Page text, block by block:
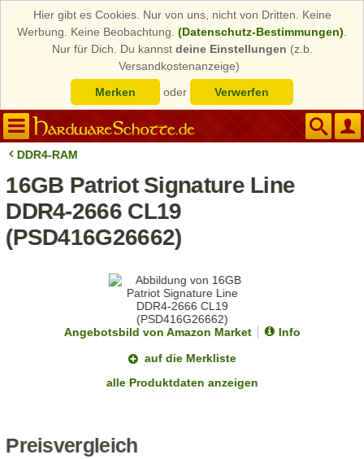
Hier gibt es Cookies. Nur von uns, nicht von Dritten. Keine
Werbung. Keine Beobachtung. (Datenschutz-Bestimmungen)
Nur für Dich. Du kannst deine Einstellungen (z.b.
Versandkostenanzeige)
Merken
oder Verwerfen
DDR4-RAM
16GB Patriot Signature Line
DDR4-2666 CL19
(PSD416G26662)
Angebotsbild von Amazon Market
Info
auf die Merkliste
alle Produktdaten anzeigen
Preisvergleich